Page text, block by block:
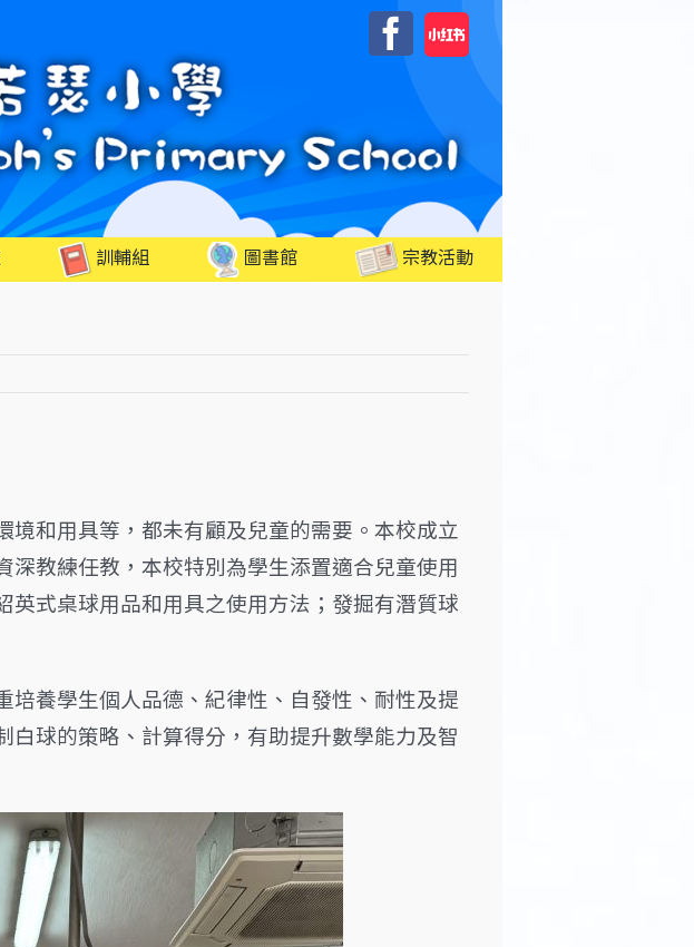
Facebook
自
訂
訓輔組 圖書館 宗教活動
和用具等，都未有顧及兒童的需要。本校成立
教練任教，本校特別為學生添置適合兒童使用
式桌球用品和用具之使用方法；發掘有潛質球
養學生個人品德、紀律性、自發性、耐性及提
球的策略、計算得分，有助提升數學能力及智